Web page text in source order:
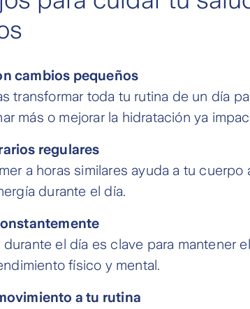
cambios pequeños
transformar toda tu rutina de un día
más o mejorar la hidratación ya
regulares
a horas similares ayuda a tu cuerpo
durante el día.
durante el día es clave para mantener
físico y mental.
a tu rutina